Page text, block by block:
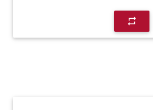
repeat